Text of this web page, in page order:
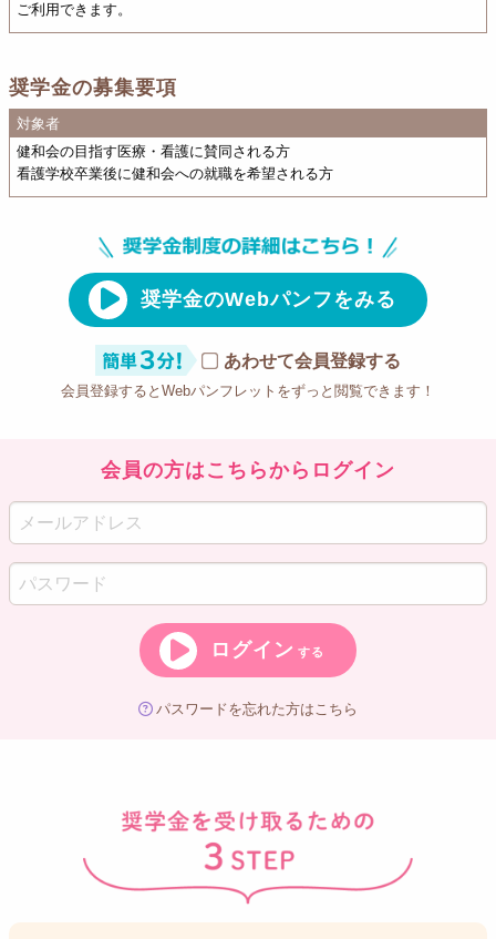
ご利用できます。
奨学金の募集要項
対象者
健和会の目指す医療・看護に賛同される方
看護学校卒業後に健和会への就職を希望される方
奨学金のWebパンフをみる
あわせて会員登録する
会員登録するとWebパンフレットをずっと閲覧できます！
会員の方はこちらからログイン
ログイン する
パスワードを忘れた方はこちら